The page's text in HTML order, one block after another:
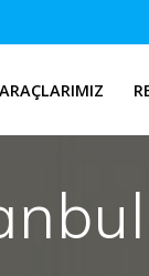
ARAÇLARIMIZ